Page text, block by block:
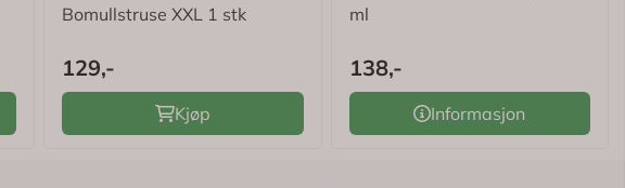
Bomullstruse XXL 1 stk
129,-
Kjøp
ml
138,-
Informasjon